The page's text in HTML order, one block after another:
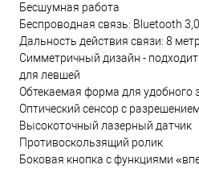
Бесшумная работа
Беспроводная связь: Bluetooth
Дальность действия связи: 8
Симметричный дизайн -
для левшей
Обтекаемая форма для удобного
Оптический сенсор с
Высокоточный лазерный датчик
Противоскользящий ролик
Боковая кнопка с функциями